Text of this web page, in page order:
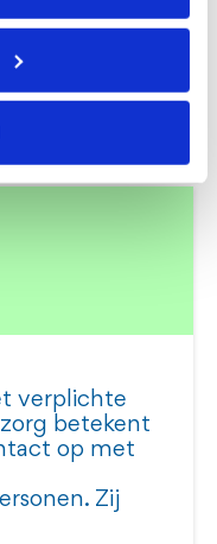
advies
verplichte
betekent
op met
Zij